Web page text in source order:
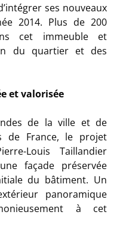
ses nouveaux
2014. Plus de 200
cet immeuble et
du quartier et des
et valorisée
de la ville et de
de France, le projet
Louis Taillandier
façade préservée
du bâtiment. Un
panoramique
à cet